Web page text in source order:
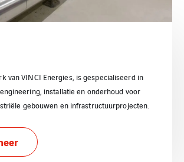
van VINCI Energies, is gespecialiseerd in
installatie en onderhoud voor
gebouwen en infrastructuurprojecten.